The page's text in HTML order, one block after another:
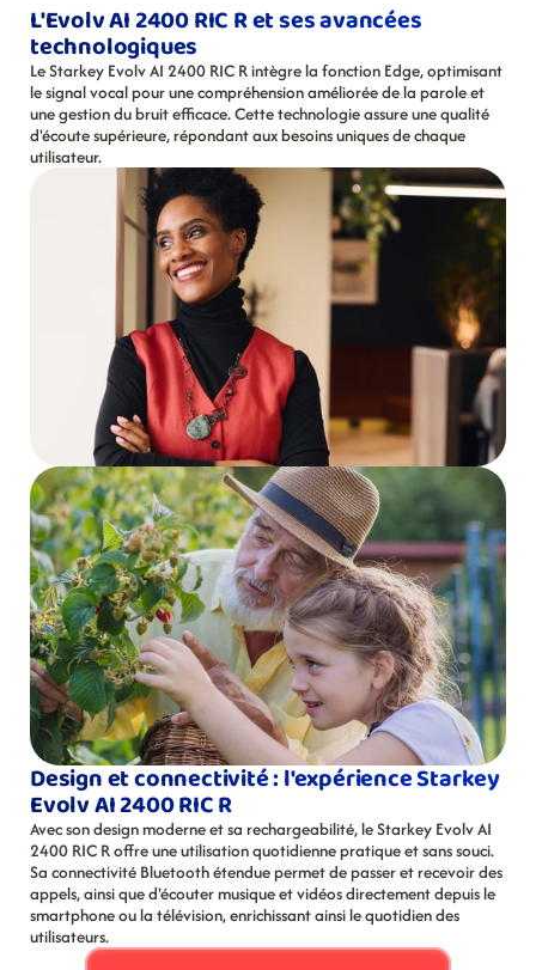
L'Evolv AI 2400 RIC R et ses avancées
technologiques
Le Starkey Evolv AI 2400 RIC R intègre la fonction Edge, optimisant
le signal vocal pour une compréhension améliorée de la parole et
une gestion du bruit efficace. Cette technologie assure une qualité
d'écoute supérieure, répondant aux besoins uniques de chaque
utilisateur.
Design et connectivité : l'expérience Starkey
Evolv AI 2400 RIC R
Avec son design moderne et sa rechargeabilité, le Starkey Evolv AI
2400 RIC R offre une utilisation quotidienne pratique et sans souci.
Sa connectivité Bluetooth étendue permet de passer et recevoir des
appels, ainsi que d'écouter musique et vidéos directement depuis le
smartphone ou la télévision, enrichissant ainsi le quotidien des
utilisateurs.